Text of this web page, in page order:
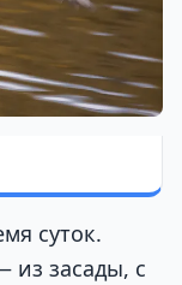
суток.
засады, с